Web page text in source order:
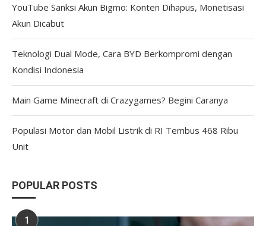
YouTube Sanksi Akun Bigmo: Konten Dihapus, Monetisasi
Akun Dicabut
Teknologi Dual Mode, Cara BYD Berkompromi dengan
Kondisi Indonesia
Main Game Minecraft di Crazygames? Begini Caranya
Populasi Motor dan Mobil Listrik di RI Tembus 468 Ribu
Unit
POPULAR POSTS
1